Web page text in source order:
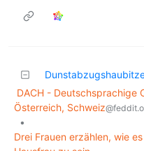
DACH - Deutschsprachige
Österreich, Schweiz
•
Drei Frauen erzählen, wie